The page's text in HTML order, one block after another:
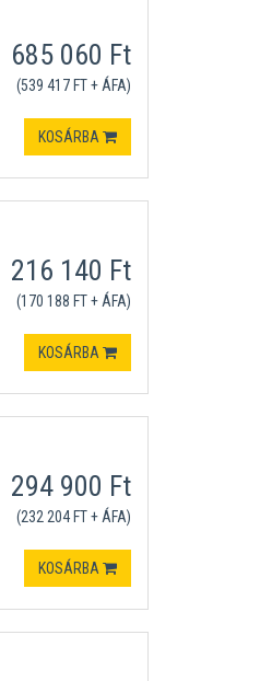
685 060 Ft
(539 417 FT + ÁFA)
KOSÁRBA
216 140 Ft
(170 188 FT + ÁFA)
KOSÁRBA
294 900 Ft
(232 204 FT + ÁFA)
KOSÁRBA